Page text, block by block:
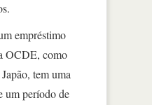
empréstimo
OCDE, como
tem uma
um período de